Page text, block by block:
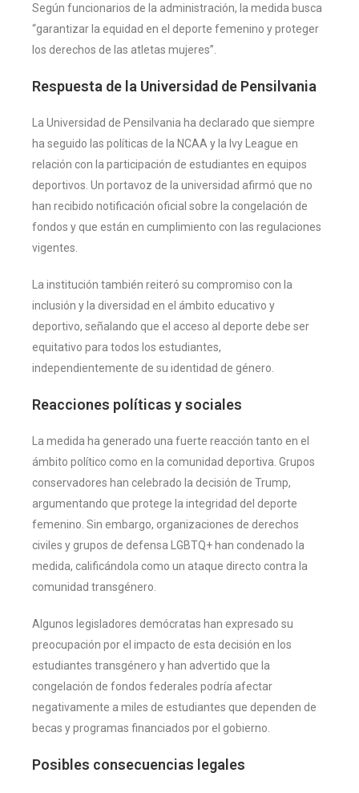
Según funcionarios de la administración, la medida busca
“garantizar la equidad en el deporte femenino y proteger
los derechos de las atletas mujeres”.
Respuesta de la Universidad de Pensilvania
La Universidad de Pensilvania ha declarado que siempre
ha seguido las políticas de la NCAA y la Ivy League en
relación con la participación de estudiantes en equipos
deportivos. Un portavoz de la universidad afirmó que no
han recibido notificación oficial sobre la congelación de
fondos y que están en cumplimiento con las regulaciones
vigentes.
La institución también reiteró su compromiso con la
inclusión y la diversidad en el ámbito educativo y
deportivo, señalando que el acceso al deporte debe ser
equitativo para todos los estudiantes,
independientemente de su identidad de género.
Reacciones políticas y sociales
La medida ha generado una fuerte reacción tanto en el
ámbito político como en la comunidad deportiva. Grupos
conservadores han celebrado la decisión de Trump,
argumentando que protege la integridad del deporte
femenino. Sin embargo, organizaciones de derechos
civiles y grupos de defensa LGBTQ+ han condenado la
medida, calificándola como un ataque directo contra la
comunidad transgénero.
Algunos legisladores demócratas han expresado su
preocupación por el impacto de esta decisión en los
estudiantes transgénero y han advertido que la
congelación de fondos federales podría afectar
negativamente a miles de estudiantes que dependen de
becas y programas financiados por el gobierno.
Posibles consecuencias legales